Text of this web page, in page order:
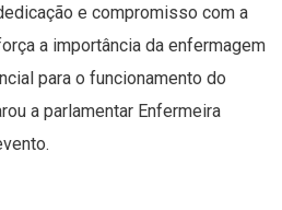
e compromisso com a
a importância da enfermagem
para o funcionamento do
a parlamentar Enfermeira